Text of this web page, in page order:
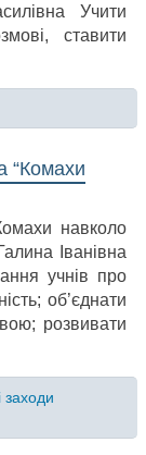
Учити
ставити
“Комахи
навколо
Іванівна
учнів про
об’єднати
розвивати
заходи